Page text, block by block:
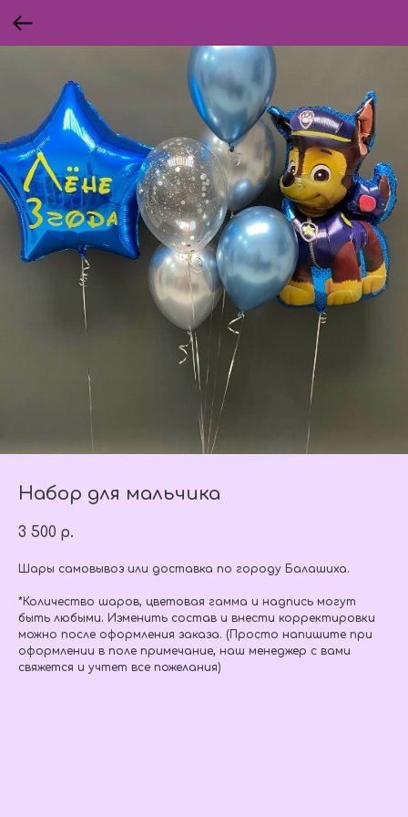
Набор для мальчика
3 500 р.
Шары самовывоз или доставка по городу Балашиха.
*Количество шаров, цветовая гамма и надпись могут
быть любыми. Изменить состав и внести корректировки
можно после оформления заказа. (Просто напишите при
оформлении в поле примечание, наш менеджер с вами
свяжется и учтет все пожелания)